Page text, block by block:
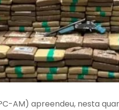
AM) apreendeu, nesta